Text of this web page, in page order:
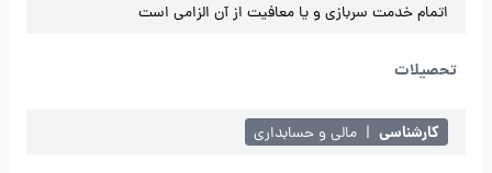
اتمام خدمت سربازی و یا معافیت از آن الزامی است
تحصیلات
کارشناسی | مالی و حسابداری